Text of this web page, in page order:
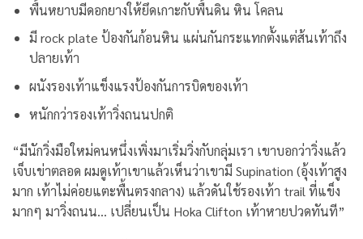
พื้นหยาบมีดอกยางให้ยึดเกาะกับพื้นดิน หิน โคลน
มี rock plate ป้องกันก้อนหิน แผ่นกันกระแทกตั้งแต่ส้นเท้าถึง
ปลายเท้า
ผนังรองเท้าแข็งแรงป้องกันการบิดของเท้า
หนักกว่ารองเท้าวิ่งถนนปกติ
“มีนักวิ่งมือใหม่คนหนึ่งเพิ่งมาเริ่มวิ่งกับกลุ่มเรา เขาบอกว่าวิ่งแล้ว
เจ็บเข่าตลอด ผมดูเท้าเขาแล้วเห็นว่าเขามี Supination (อุ้งเท้าสูง
มาก เท้าไม่ค่อยแตะพื้นตรงกลาง) แล้วดันใช้รองเท้า trail ที่แข็ง
มากๆ มาวิ่งถนน… เปลี่ยนเป็น Hoka Clifton เท้าหายปวดทันที”